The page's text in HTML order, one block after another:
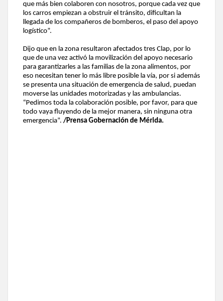
que más bien colaboren con nosotros, porque cada vez que
los carros empiezan a obstruir el tránsito, dificultan la
llegada de los compañeros de bomberos, el paso del apoyo
logístico”.
Dijo que en la zona resultaron afectados tres Clap, por lo
que de una vez activó la movilización del apoyo necesario
para garantizarles a las familias de la zona alimentos, por
eso necesitan tener lo más libre posible la vía, por si además
se presenta una situación de emergencia de salud, puedan
moverse las unidades motorizadas y las ambulancias.
“Pedimos toda la colaboración posible, por favor, para que
todo vaya fluyendo de la mejor manera, sin ninguna otra
emergencia”. /Prensa Gobernación de Mérida.